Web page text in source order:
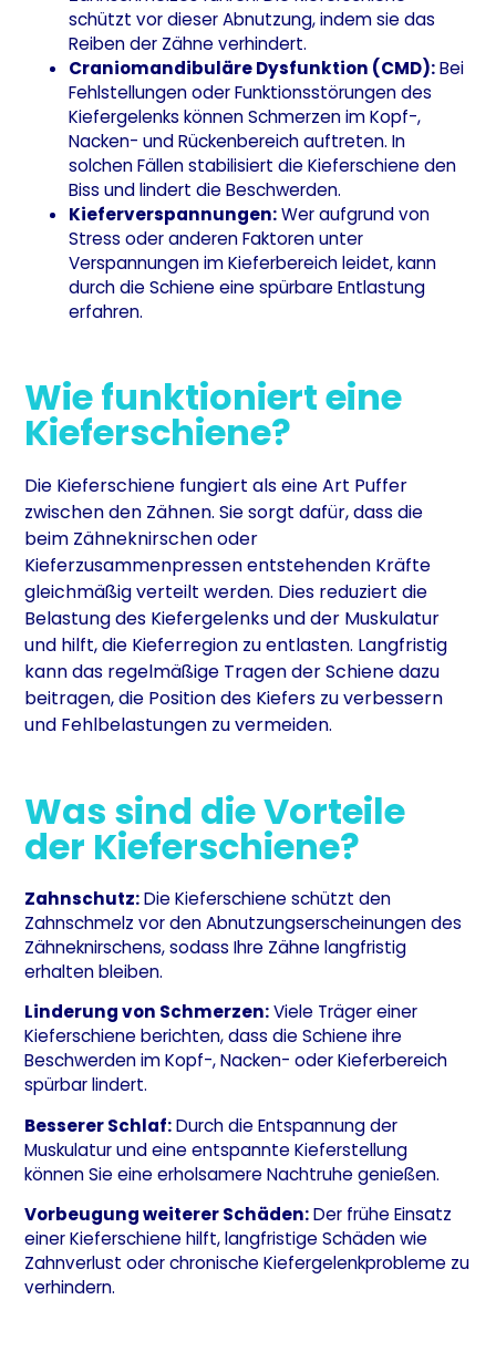
schützt vor dieser Abnutzung, indem sie das
Reiben der Zähne verhindert.
Craniomandibuläre Dysfunktion (CMD):Bei
Fehlstellungen oder Funktionsstörungen des
Kiefergelenks können Schmerzen im Kopf-,
Nacken- und Rückenbereich auftreten. In
solchen Fällen stabilisiert die Kieferschiene den
Biss und lindert die Beschwerden.
Kieferverspannungen:Wer aufgrund von
Stress oder anderen Faktoren unter
Verspannungen im Kieferbereich leidet, kann
durch die Schiene eine spürbare Entlastung
erfahren.
Wie funktioniert eine
Kieferschiene?
Die Kieferschiene fungiert als eine Art Puffer
zwischen den Zähnen. Sie sorgt dafür, dass die
beim Zähneknirschen oder
Kieferzusammenpressen entstehenden Kräfte
gleichmäßig verteilt werden. Dies reduziert die
Belastung des Kiefergelenks und der Muskulatur
und hilft, die Kieferregion zu entlasten. Langfristig
kann das regelmäßige Tragen der Schiene dazu
beitragen, die Position des Kiefers zu verbessern
und Fehlbelastungen zu vermeiden.
Was sind die Vorteile
der Kieferschiene?
Zahnschutz:Die Kieferschiene schützt den
Zahnschmelz vor den Abnutzungserscheinungen des
Zähneknirschens, sodass Ihre Zähne langfristig
erhalten bleiben.
Linderung von Schmerzen:Viele Träger einer
Kieferschiene berichten, dass die Schiene ihre
Beschwerden im Kopf-, Nacken- oder Kieferbereich
spürbar lindert.
Besserer Schlaf:Durch die Entspannung der
Muskulatur und eine entspannte Kieferstellung
können Sie eine erholsamere Nachtruhe genießen.
Vorbeugung weiterer Schäden:Der frühe Einsatz
einer Kieferschiene hilft, langfristige Schäden wie
Zahnverlust oder chronische Kiefergelenkprobleme zu
verhindern.